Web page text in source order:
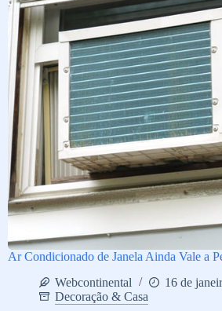
Ar Condicionado de Janela Ainda Vale a
Webcontinental
16 de
Decoração & Casa